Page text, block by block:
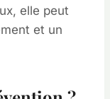
elle peut
et un